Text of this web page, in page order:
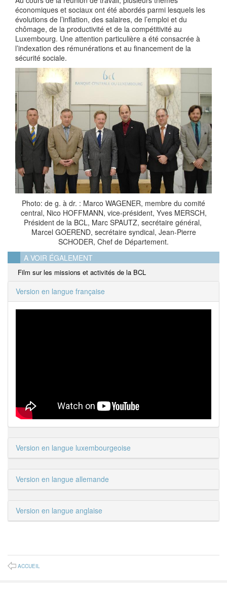
économiques et sociaux ont été abordés parmi lesquels les
évolutions de l’inflation, des salaires, de l’emploi et du
chômage, de la productivité et de la compétitivité au
Luxembourg. Une attention particulière a été consacrée à
l’indexation des rémunérations et au financement de la
sécurité sociale.
Photo: de g. à dr. : Marco WAGENER, membre du comité
central, Nico HOFFMANN, vice-président, Yves MERSCH,
Président de la BCL, Marc SPAUTZ, secrétaire général,
Marcel GOEREND, secrétaire syndical, Jean-Pierre
SCHODER, Chef de Département.
A VOIR ÉGALEMENT
Film sur les missions et activités de la BCL
Version en langue française
Version en langue luxembourgeoise
Version en langue allemande
Version en langue anglaise
ACCUEIL